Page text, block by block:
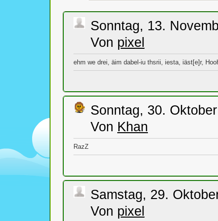
Sonntag, 13.
Von pixel
ehm we drei, äim dabel-iu thsrii, iesta, iäst[e]r,
Sonntag, 30.
Von Khan
RazZ
Samstag, 29.
Von pixel